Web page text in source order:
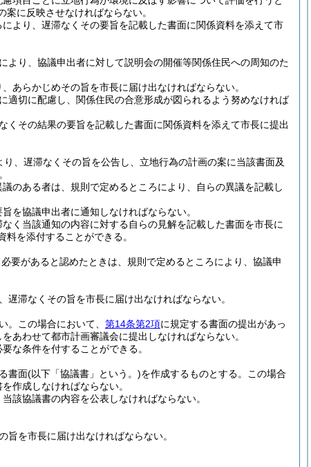
に反映させなければならない。
より、遅滞なくその要旨を記載した書面に関係資料を添えて市
り、協議申出者に対して説明会の開催等関係住民への周知のた
あらかじめその旨を市長に届け出なければならない。
適切に配慮し、関係住民の合意形成が図られるよう努めなければ
その結果の要旨を記載した書面に関係資料を添えて市長に提出
、遅滞なくその旨を公告し、立地行為の計画の案に当該書面及
のある者は、規則で定めるところにより、自らの異議を記載し
を協議申出者に通知しなければならない。
く当該通知の内容に対する自らの見解を記載した書面を市長に
を添付することができる。
要があると認めたときは、規則で定めるところにより、協議申
滞なくその旨を市長に届け出なければならない。
。 この場合において、 第14条第2項に規定する書面の提出があっ
あわせて都市計画審議会に提出しなければならない。
な条件を付することができる。
書面(以下「協議書」という。)を作成するものとする。
この場合
作成しなければならない。
該協議書の内容を公表しなければならない。
を市長に届け出なければならない。